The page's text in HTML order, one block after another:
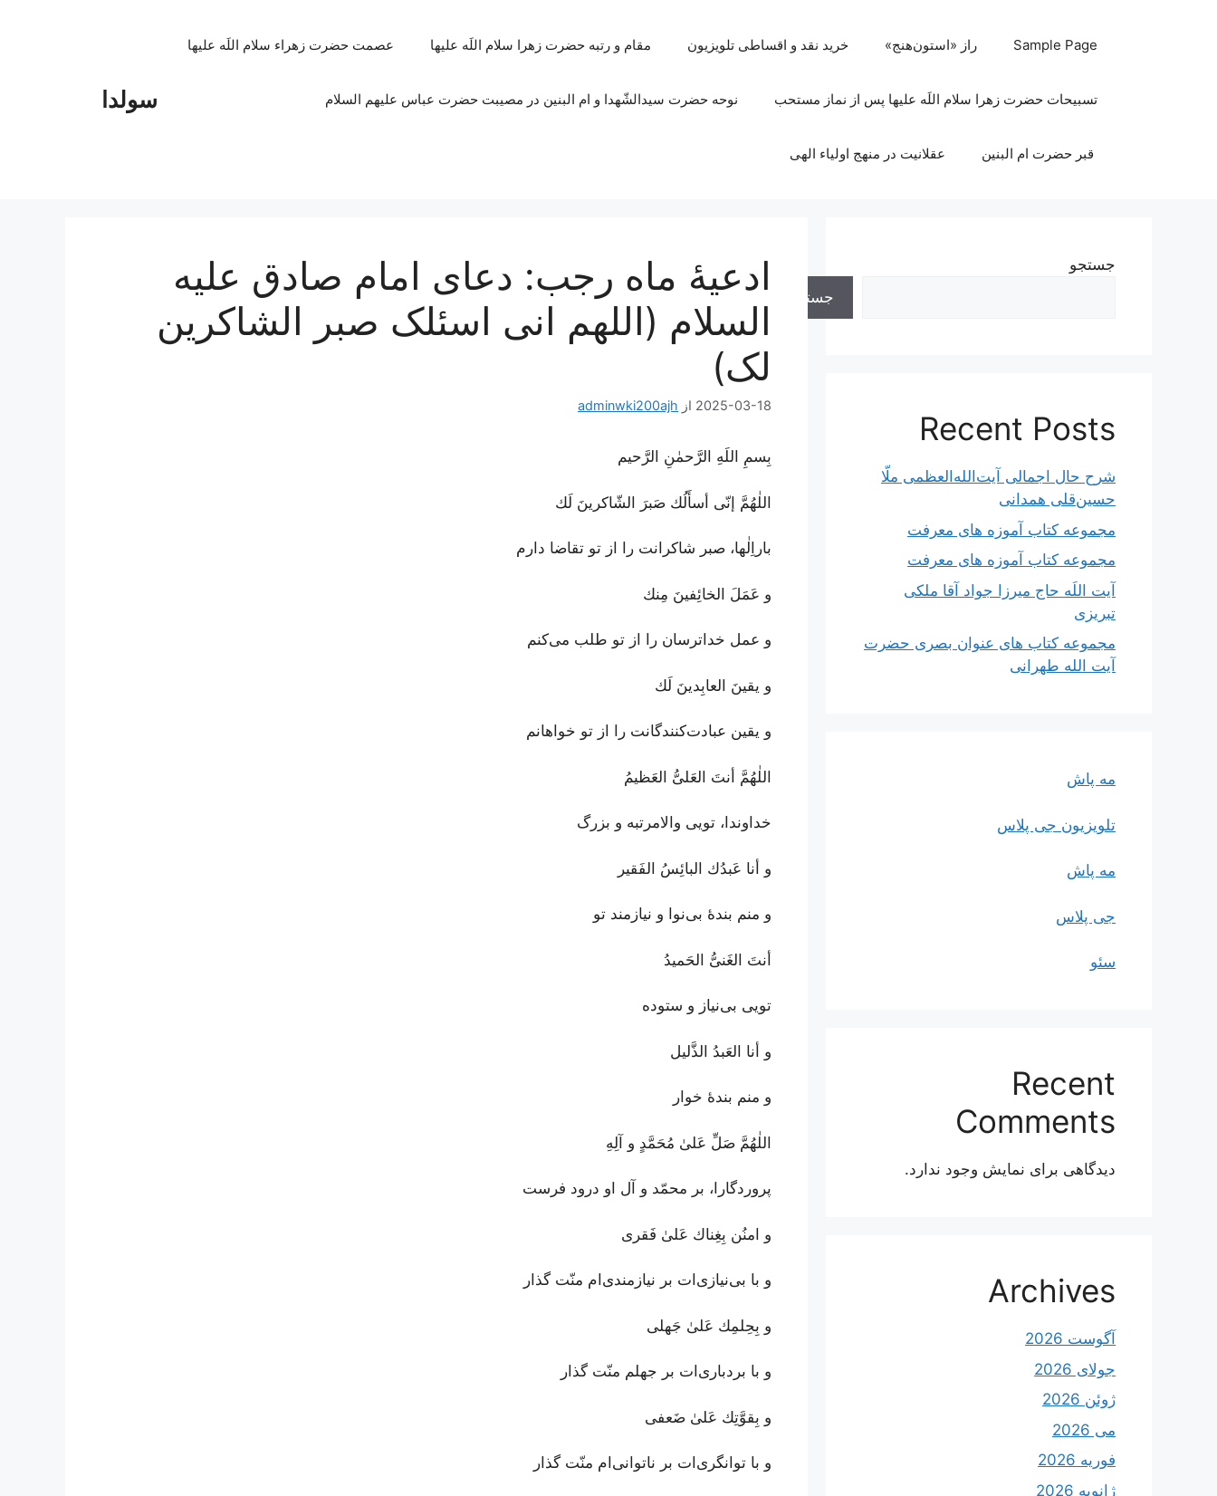
سولدا
Sample Page راز «استون‌هنج» خرید نقد و اقساطی تلویزیون مقام و رتبه حضرت زهرا سلام اللَه علیها عصمت حضرت زهراء سلام اللَه علیها
تسبیحات حضرت زهرا سلام اللَه علیها پس از نماز مستحب نوحه حضرت سیدالشّهدا و ام البنین در مصیبت حضرت عباس علیهم السلام
قبر حضرت ام البنین عقلانیت در منهج اولیاء الهی
ادعیۀ ماه رجب: دعای امام صادق علیه
السلام (اللهم انی اسئلک صبر الشاکرین
لک)
2025-03-18 از adminwki200ajh
بِسمِ اللَهِ الرَّحمٰنِ الرَّحيم
اللٰهُمَّ إنّى أسأَلُك صَبرَ الشّاكرينَ لَك
باراِلٰها، صبر شاکرانت را از تو تقاضا دارم
و عَمَلَ الخائِفينَ مِنك
و عمل خداترسان را از تو طلب می‌کنم
و يقينَ العابِدينَ لَك
و یقین عبادت‌کنندگانت را از تو خواهانم
اللٰهُمَّ أنتَ العَلىُّ العَظيمُ
خداوندا، تویی والامرتبه و بزرگ
و أنا عَبدُك البائِسُ الفَقير
و منم بندۀ بی‌نوا و نیازمند تو
أنتَ الغَنىُّ الحَميدُ
تویی بی‌نیاز و ستوده
و أنا العَبدُ الذَّليل
و منم بندۀ خوار
اللٰهُمَّ صَلِّ عَلىٰ مُحَمَّدٍ و آلِهِ
پروردگارا، بر محمّد و آل او درود فرست
و امنُن بِغِناك عَلىٰ فَقرى
و با بی‌نیازی‌ات بر نیازمندی‌ام منّت گذار
و بِحِلمِك عَلىٰ جَهلى
و با بردباری‌ات بر جهلم منّت گذار
و بِقوَّتِك عَلىٰ ضَعفى
و با توانگری‌ات بر ناتوانی‌ام منّت گذار
جستجو
جستجو
Recent Posts
شرح حال اجمالی آیت‌الله‌العظمی ملّا
حسین‌قلی همدانی
مجموعه کتاب آموزه های معرفت
مجموعه کتاب آموزه های معرفت
آیت اللَه حاج میرزا جواد آقا ملکی
تبریزی
مجموعه کتاب های عنوان بصری حضرت
آیت الله طهرانی
مه پاش
تلویزیون جی پلاس
مه پاش
جی پلاس
سئو
Recent
Comments
دیدگاهی برای نمایش وجود ندارد.
Archives
آگوست 2026
جولای 2026
ژوئن 2026
می 2026
فوریه 2026
ژانویه 2026